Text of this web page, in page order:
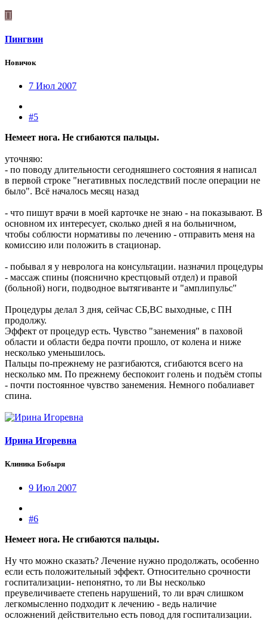
П
Пингвин
Новичок
7 Июл 2007
#5
Немеет нога. Не сгибаются пальцы.
уточняю:
- по поводу длительности сегодняшнего состояния я написал
в первой строке "негативных последствий после операции не
было". Всё началось месяц назад
- что пишут врачи в моей карточке не знаю - на показывают. В
основном их интересует, сколько дней я на больничном,
чтобы соблюсти нормативы по лечению - отправить меня на
комиссию или положить в стационар.
- побывал я у невролога на консультации. назначил процедуры
- массаж спины (пояснично крестцовый отдел) и правой
(больной) ноги, подводное вытягиванте и "амплипульс"
Процедуры делал 3 дня, сейчас СБ,ВС выходные, с ПН
продолжу.
Эффект от процедур есть. Чувство "занемения" в паховой
области и области бедра почти прошло, от колена и ниже
несколько уменьшилось.
Пальцы по-прежнему не разгибаются, сгибаются всего на
несколько мм. По прежнему беспокоит голень и подъём стопы
- почти постоянное чувство занемения. Немного побалиавет
спина.
Ирина Игоревна
Клиника Бобыря
9 Июл 2007
#6
Немеет нога. Не сгибаются пальцы.
Ну что можно сказать? Лечение нужно продолжать, особенно
если есть положительный эффект. Относительно срочности
госпитализации- непонятно, то ли Вы несколько
преувеличиваете степень нарушений, то ли врач слишком
легкомысленно подходит к лечению - ведь наличие
осложнений действительно есть повод для госпитализации.